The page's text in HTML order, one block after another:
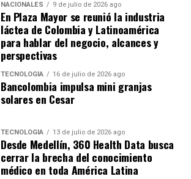
NACIONALES 9 de julio de 2026 ago
En Plaza Mayor se reunió la industria
láctea de Colombia y Latinoamérica
para hablar del negocio, alcances y
perspectivas
TECNOLOGÍA 16 de julio de 2026 ago
Bancolombia impulsa mini granjas
solares en Cesar
TECNOLOGÍA 13 de julio de 2026 ago
Desde Medellín, 360 Health Data busca
cerrar la brecha del conocimiento
médico en toda América Latina